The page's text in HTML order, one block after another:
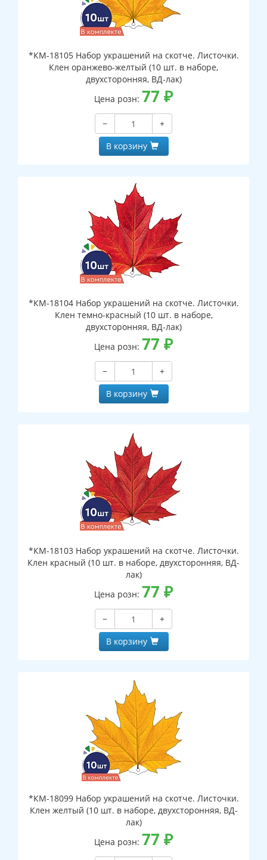
*КМ-18105 Набор украшений на скотче. Листочки.
Клен оранжево-желтый (10 шт. в наборе,
двухсторонняя, ВД-лак)
Цена розн: 77 ₽
−
+
В корзину
*КМ-18104 Набор украшений на скотче. Листочки.
Клен темно-красный (10 шт. в наборе,
двухсторонняя, ВД-лак)
Цена розн: 77 ₽
−
+
В корзину
*КМ-18103 Набор украшений на скотче. Листочки.
Клен красный (10 шт. в наборе, двухсторонняя, ВД-
лак)
Цена розн: 77 ₽
−
+
В корзину
*КМ-18099 Набор украшений на скотче. Листочки.
Клен желтый (10 шт. в наборе, двухсторонняя, ВД-
лак)
Цена розн: 77 ₽